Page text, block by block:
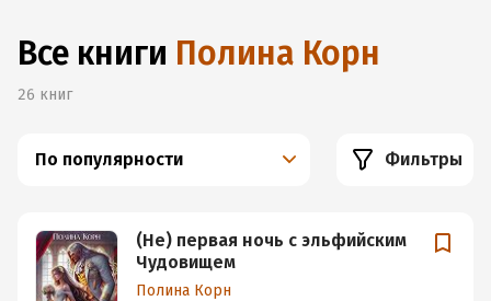
Все книги Полина Корн
26 книг
По популярности Фильтры
(Не) первая ночь с эльфийским
Чудовищем
Полина Корн